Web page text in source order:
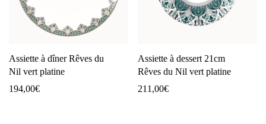
Assiette à dîner Rêves du
Nil vert platine
194,00€
Assiette à dessert 21cm
Rêves du Nil vert platine
211,00€